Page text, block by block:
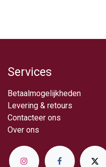
Services
Betaalmogelijkheden
Levering & retou​rs
Contacteer ons
Over ​ons